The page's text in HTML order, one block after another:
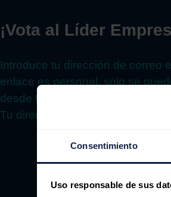
Consentimiento
Uso responsable de sus
¡Vota al Líder
Introduce tu dirección de correo
enlace es personal, solo se
desde tu correo para acceder
Tu dirección de correo solo se
Correo